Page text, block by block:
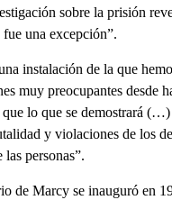
sobre la prisión
una excepción”.
instalación de la que
muy preocupantes desde
lo que se demostrará (…)
y violaciones de los
personas”.
de Marcy se inauguró en